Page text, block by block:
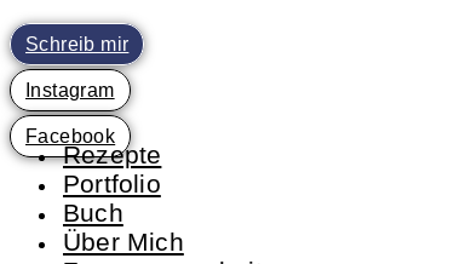
Zum
Inhalt
springen
Schreib mir
Instagram
Facebook
Rezepte
Portfolio
Buch
Über Mich